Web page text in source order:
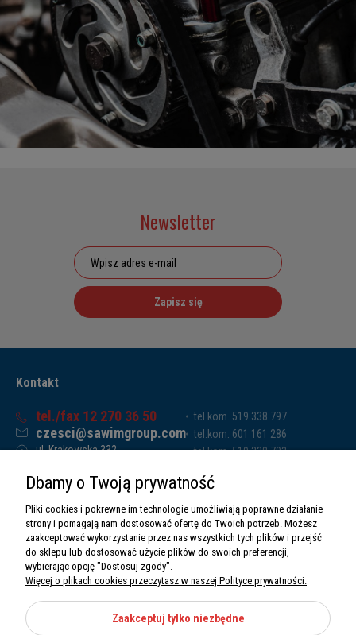
Newsletter
Zapisz się
Kontakt
tel./fax 12 270 36 50
czesci@sawimgroup.com
ul. Krakowska 332,
Sawim Group Mariusz Zdyb sp. k.
NIP: 5130284470
REGON: 5246591010
tel.kom. 519 338 797
tel.kom. 601 161 286
tel.kom. 519 338 793
O nas
Informacje
Dbamy o Twoją prywatność
Pliki cookies i pokrewne im technologie umożliwiają poprawne działanie
strony i pomagają nam dostosować ofertę do Twoich potrzeb. Możesz
zaakceptować wykorzystanie przez nas wszystkich tych plików i przejść
do sklepu lub dostosować użycie plików do swoich preferencji,
wybierając opcję "Dostosuj zgody".
Więcej o plikach cookies przeczytasz w naszej Polityce prywatności.
Zaakceptuj tylko niezbędne